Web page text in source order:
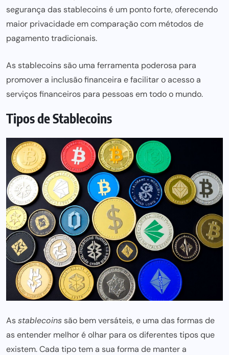
segurança das stablecoinsé um ponto forte, oferecendo
maior privacidade em comparação com métodos de
pagamento tradicionais.
As stablecoins são uma ferramenta poderosa para
promover a inclusão financeira e facilitar o acesso a
serviços financeiros para pessoas em todo o mundo.
Tipos de Stablecoins
Asstablecoinssão bem versáteis, e uma das formas de
as entender melhor é olhar para os diferentes tipos que
existem. Cada tipo tem a sua forma de manter a